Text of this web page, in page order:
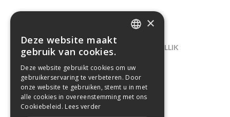
CONTACT
LELIEGAARDE 22, B-1731 ZELLIK
02/238.10.11
INFO@CREAMODA.BE
BE0407.694.265
×
Deze website maakt
gebruik van cookies.
Deze website gebruikt cookies om uw
gebruikerservaring te verbeteren. Door
onze website te gebruiken, stemt u in met
alle cookies in overeenstemming met ons
Cookiebeleid. Lees verder